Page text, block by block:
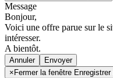
Message
Bonjour,
Voici une offre parue sur le
intéresser.
A bientôt.
Annuler
× Fermer la fenêtre